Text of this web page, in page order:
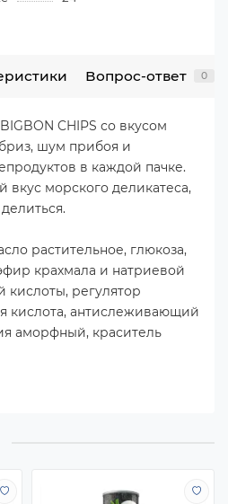
Вопрос-ответ 0
CHIPS со вкусом
шум прибоя и
в каждой пачке.
вкус морского деликатеса,
растительное, глюкоза,
крахмала и натриевой
кислоты, регулятор
кислота, антислеживающий
аморфный, краситель